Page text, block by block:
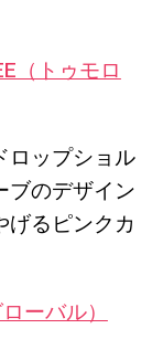
（トゥモロ
ロップショル
ブのデザイン
るピンクカ
ーバル）